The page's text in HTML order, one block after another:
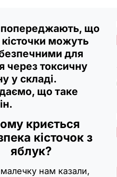
попереджають, що
кісточки можуть
для
через токсичну
у складі.
що таке
криється
кісточок з
яблук?
нам казали,